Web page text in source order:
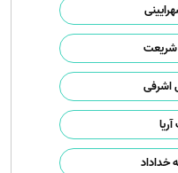
اشرفی
خداداد